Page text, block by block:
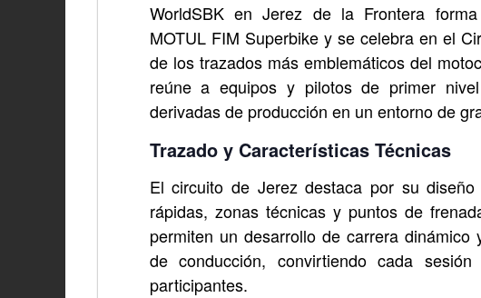
WorldSBK en Jerez de la Frontera
MOTUL FIM Superbike y se celebra en el
de los trazados más emblemáticos del
reúne a equipos y pilotos de primer
derivadas de producción en un entorno de
Trazado y Características Técnicas
El circuito de Jerez destaca por su
rápidas, zonas técnicas y puntos de
permiten un desarrollo de carrera
de conducción, convirtiendo cada
participantes.